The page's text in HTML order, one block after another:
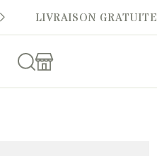
LIVRAISON GRATUITE